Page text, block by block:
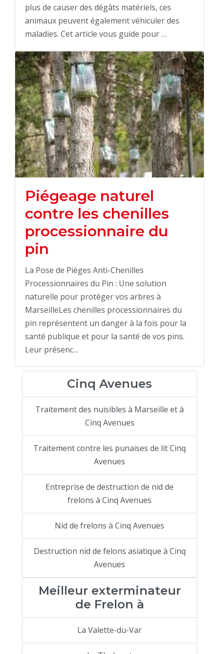
plus de causer des dégâts matériels, ces
animaux peuvent également véhiculer des
maladies. Cet article vous guide pour …
Piégeage naturel
contre les chenilles
processionnaire du
pin
La Pose de Pièges Anti-Chenilles
Processionnaires du Pin : Une solution
naturelle pour protéger vos arbres à
MarseilleLes chenilles processionnaires du
pin représentent un danger à la fois pour la
santé publique et pour la santé de vos pins.
Leur présenc…
Cinq Avenues
Traitement des nuisibles à Marseille et à
Cinq Avenues
Traitement contre les punaises de lit Cinq
Avenues
Entreprise de destruction de nid de
frelons à Cinq Avenues
Nid de frelons à Cinq Avenues
Destruction nid de felons asiatique à Cinq
Avenues
Meilleur exterminateur
de Frelon à
La Valette-du-Var